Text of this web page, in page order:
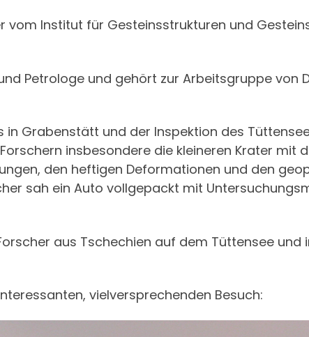
vom Institut für Gesteinsstrukturen und
Petrologe und gehört zur Arbeitsgruppe von
in Grabenstätt und der Inspektion des
insbesondere die kleineren Krater mit
den heftigen Deformationen und den
sah ein Auto vollgepackt mit
aus Tschechien auf dem Tüttensee und
vielversprechenden Besuch: